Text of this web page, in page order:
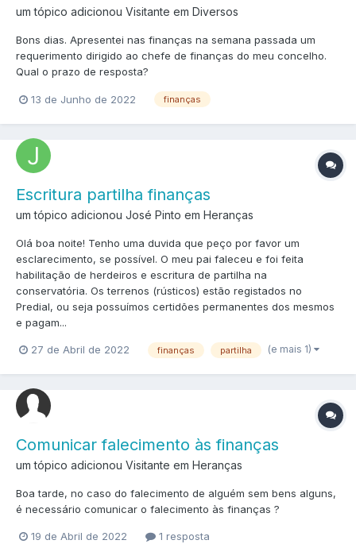
um tópico adicionou Visitante em Diversos
Bons dias. Apresentei nas finanças na semana passada um
requerimento dirigido ao chefe de finanças do meu concelho.
Qual o prazo de resposta?
13 de Junho de 2022 finanças
Escritura partilha finanças
um tópico adicionou José Pinto em Heranças
Olá boa noite! Tenho uma duvida que peço por favor um
esclarecimento, se possível. O meu pai faleceu e foi feita
habilitação de herdeiros e escritura de partilha na
conservatória. Os terrenos (rústicos) estão registados no
Predial, ou seja possuímos certidões permanentes dos mesmos
e pagam...
27 de Abril de 2022 finanças partilha (e mais 1)
Comunicar falecimento às finanças
um tópico adicionou Visitante em Heranças
Boa tarde, no caso do falecimento de alguém sem bens alguns,
é necessário comunicar o falecimento às finanças ?
19 de Abril de 2022 1 resposta